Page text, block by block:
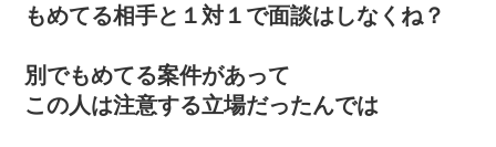
もめてる相手と１対１で面談はしなくね？
別でもめてる案件があって
この人は注意する立場だったんでは